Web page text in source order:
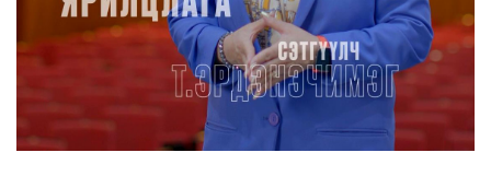
доголдлыг арилгахад анхаа...
2026/08/06
Улаанбаатарт хоногт 250 м³ лаг
боловсруулах үйлдвэр бай...